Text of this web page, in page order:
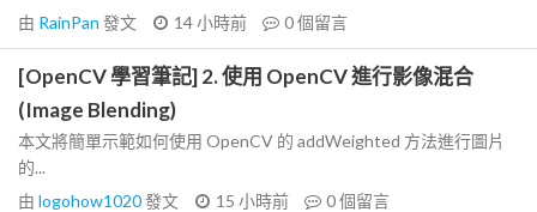
由 RainPan 發文 14 小時前 0個留言
[OpenCV 學習筆記] 2. 使用 OpenCV 進行影像混合
(Image Blending)
本文將簡單示範如何使用 OpenCV 的 addWeighted 方法進行圖片
的...
由 logohow1020發文 15 小時前 0個留言